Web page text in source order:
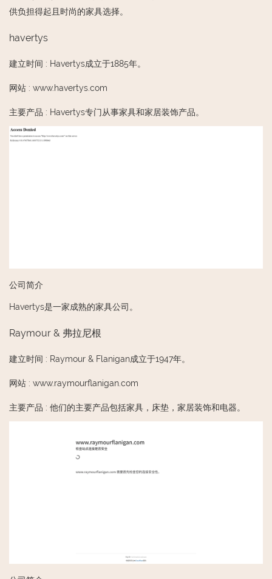
供负担得起且时尚的家具选择。
havertys
建立时间 : Havertys成立于1885年。
网站 : www.havertys.com
主要产品 : Havertys专门从事家具和家居装饰产品。
公司简介
Havertys是一家成熟的家具公司。
Raymour & 弗拉尼根
建立时间 : Raymour & Flanigan成立于1947年。
网站 : www.raymourflanigan.com
主要产品 : 他们的主要产品包括家具，床垫，家居装饰和电器。